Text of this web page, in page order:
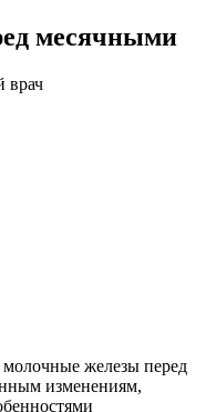
месячными
врач
железы перед
изменениям,